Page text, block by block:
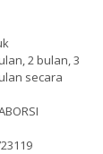
2 bulan, 3
secara